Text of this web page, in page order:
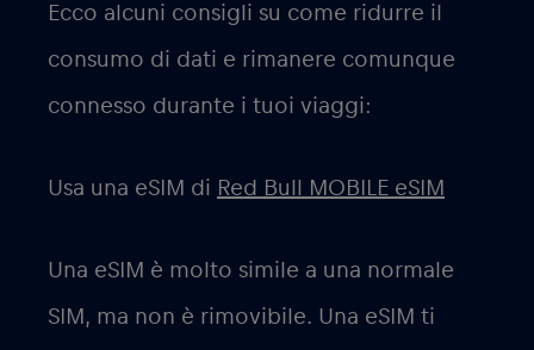
Ecco alcuni consigli su come ridurre il
consumo di dati e rimanere comunque
connesso durante i tuoi viaggi:
Usa una eSIM di Red Bull MOBILE eSIM
Una eSIM è molto simile a una normale
SIM, ma non è rimovibile. Una eSIM ti